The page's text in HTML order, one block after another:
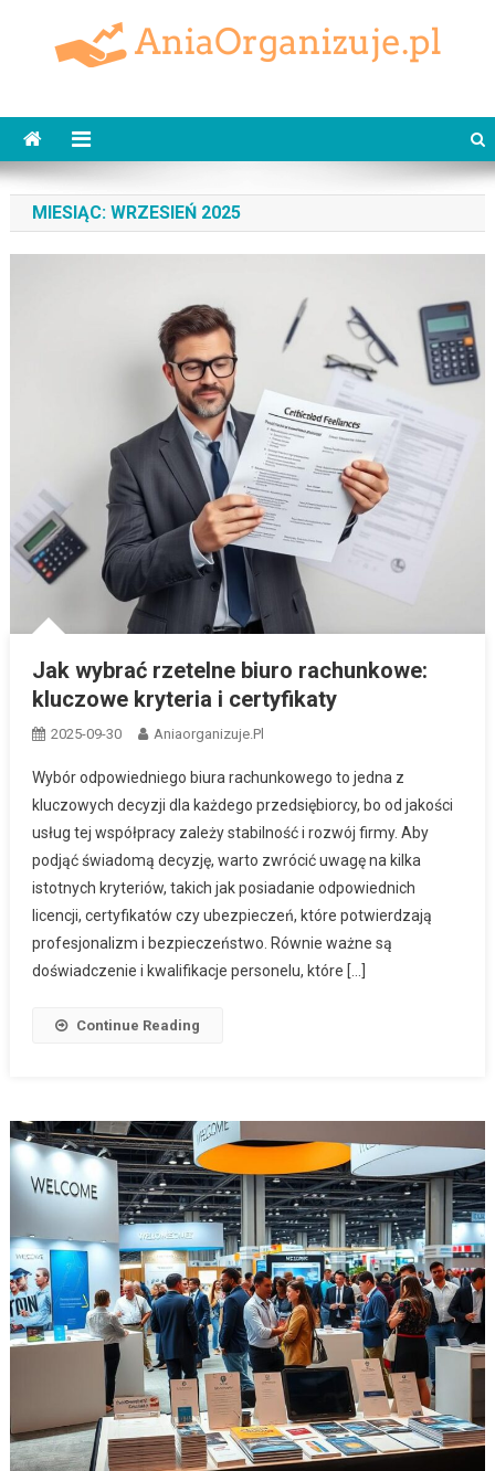
MIESIĄC: WRZESIEŃ 2025
Jak wybrać rzetelne biuro rachunkowe:
kluczowe kryteria i certyfikaty
2025-09-30 Aniaorganizuje.pl
Wybór odpowiedniego biura rachunkowego to jedna z
kluczowych decyzji dla każdego przedsiębiorcy, bo od jakości
usług tej współpracy zależy stabilność i rozwój firmy. Aby
podjąć świadomą decyzję, warto zwrócić uwagę na kilka
istotnych kryteriów, takich jak posiadanie odpowiednich
licencji, certyfikatów czy ubezpieczeń, które potwierdzają
profesjonalizm i bezpieczeństwo. Równie ważne są
doświadczenie i kwalifikacje personelu, które […]
Continue Reading